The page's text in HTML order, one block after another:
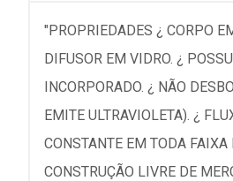
"PROPRIEDADES ¿ CORPO
DIFUSOR EM VIDRO. ¿
INCORPORADO. ¿ NÃO
EMITE ULTRAVIOLETA). ¿
CONSTANTE EM TODA FAIXA
CONSTRUÇÃO LIVRE DE